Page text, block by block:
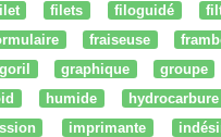
filets filoguidé
fraiseuse
goril graphique groupe
humide hydrocarbure
imprimante